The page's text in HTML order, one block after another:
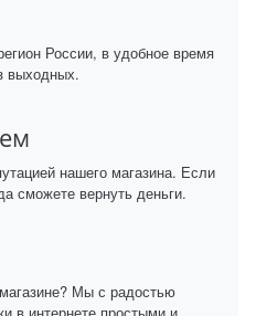
России, в удобное время
выходных.
нашего магазина. Если
сможете вернуть деньги.
Мы с радостью